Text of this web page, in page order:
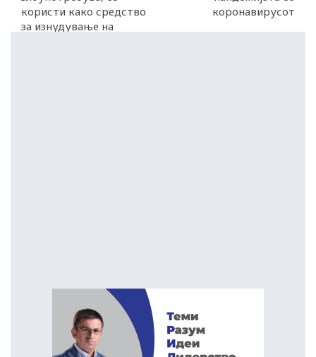
користи како средство
за изнудување на
коронавирусот